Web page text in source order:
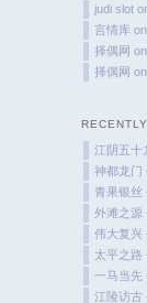
judi slot
言情库
择偶网
择偶网
江阴五十
神都龙门
青果银丝
外滩之源
伟大复兴
太平之路
一马当先
江陵访古